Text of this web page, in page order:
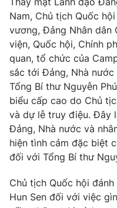
Video
VTV Money
VTV Sức khoẻ
Thị trường 24h
VTV4
VTV9
Nam, Chủ tịch Quốc
vương, Đảng Nhân dân
viện, Quốc hội, Chính
quan, tổ chức của
sắc tới Đảng, Nhà
Tổng Bí thư Nguyễn
biểu cấp cao do Chủ
và dự lễ truy điệu. Đây
Đảng, Nhà nước và
hiện tình cảm đặc biệt
đối với Tổng Bí thư
Chủ tịch Quốc hội
Hun Sen đối với việc